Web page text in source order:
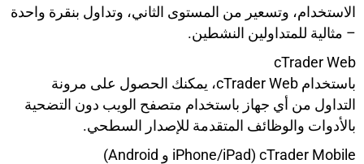
الاستخدام، وتسعير من المستوى الثاني، وتداول بنقرة واحدة
– مثالية للمتداولين النشطين.
cTrader Web
باستخدام cTrader Web، يمكنك الحصول على مرونة
التداول من أي جهاز باستخدام متصفح الويب دون التضحية
بالأدوات والوظائف المتقدمة للإصدار السطحي.
cTrader Mobile (iPhone/iPad و Android)